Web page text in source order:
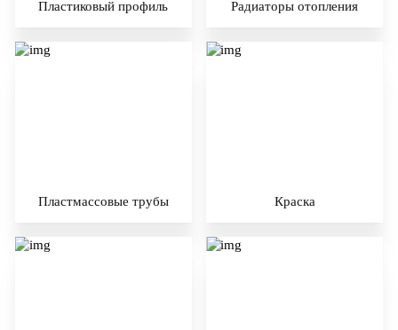
Пластиковый профиль Радиаторы отопления
Пластмассовые трубы Краска